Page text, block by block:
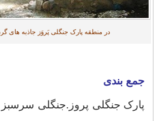
در منطقه پارک جنگلی پَروَز جاذبه های
جمع بندی
پارک جنگلی پروز.جنگلی سرسبز